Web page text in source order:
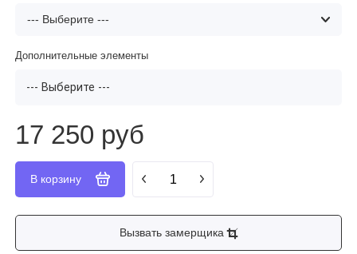
Дополнительные элементы
--- Выберите ---
17 250 руб
Вызвать замерщика